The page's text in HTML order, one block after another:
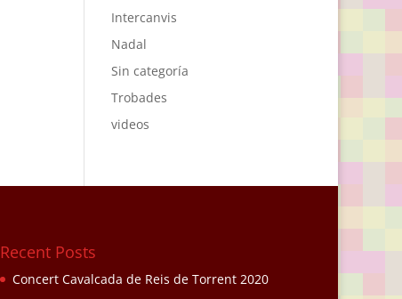
Intercanvis
Nadal
Sin categoría
Trobades
videos
Recent Posts
Concert Cavalcada de Reis de Torrent 2020